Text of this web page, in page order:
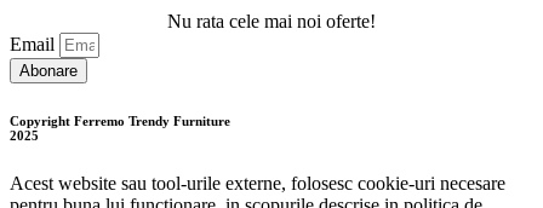
Nu rata cele mai noi oferte!
Email
Abonare
Copyright Ferremo Trendy Furniture
2025
Acest website sau tool-urile externe, folosesc cookie-uri necesare